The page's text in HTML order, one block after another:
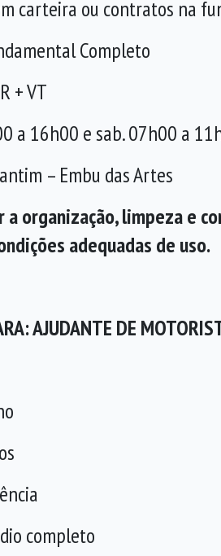
carteira ou contratos na
Completo
+ VT
a 16h00 e sab. 07h00 a
– Embu das Artes
organização, limpeza e
adequadas de uso.
AJUDANTE DE
completo